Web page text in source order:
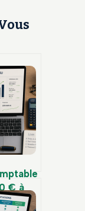
€ à
an pour